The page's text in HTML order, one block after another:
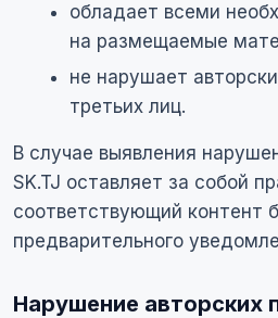
обладает всеми
на размещаемые
не нарушает
третьих лиц.
В случае выявления
SK.TJ оставляет за собой
соответствующий контент
предварительного
Нарушение авторских